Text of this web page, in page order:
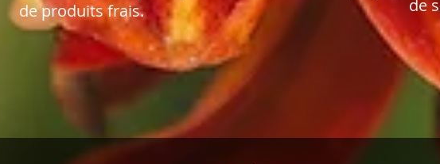
de produits frais.
de